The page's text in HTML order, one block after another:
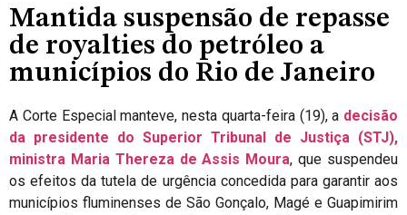
Mantida suspensão de repasse
de royalties do petróleo a
municípios do Rio de Janeiro
A Corte Especial manteve, nesta quarta-feira (19), a decisão
da presidente do Superior Tribunal de Justiça (STJ),
ministra Maria Thereza de Assis Moura, que suspendeu
os efeitos da tutela de urgência concedida para garantir aos
municípios fluminenses de São Gonçalo, Magé e Guapimirim